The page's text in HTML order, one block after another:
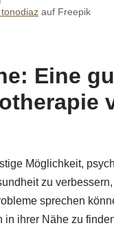
auf Freepik
Eine
Möglichkeit,
zu
sprechen
ihrer Nähe zu